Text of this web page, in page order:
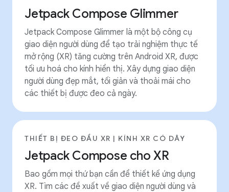
Jetpack Compose Glimmer
Jetpack Compose Glimmer là một bộ công cụ
giao diện người dùng để tạo trải nghiệm thực tế
mở rộng (XR) tăng cường trên Android XR, được
tối ưu hoá cho kính hiển thị. Xây dựng giao diện
người dùng đẹp mắt, tối giản và thoải mái cho
các thiết bị được đeo cả ngày.
THIẾT BỊ ĐEO ĐẦU XR | KÍNH XR CÓ DÂY
Jetpack Compose cho XR
Bao gồm mọi thứ bạn cần để thiết kế ứng dụng
XR. Tìm các đề xuất về giao diện người dùng và